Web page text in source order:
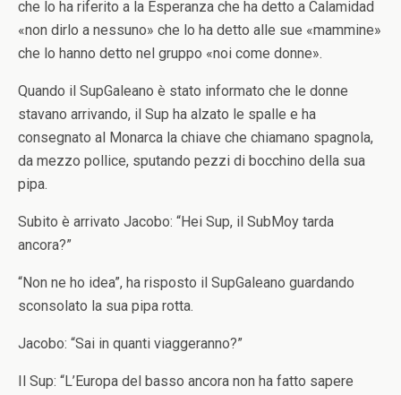
che lo ha riferito a la Esperanza che ha detto a Calamidad
«non dirlo a nessuno» che lo ha detto alle sue «mammine»
che lo hanno detto nel gruppo «noi come donne».
Quando il SupGaleano è stato informato che le donne
stavano arrivando, il Sup ha alzato le spalle e ha
consegnato al Monarca la chiave che chiamano spagnola,
da mezzo pollice, sputando pezzi di bocchino della sua
pipa.
Subito è arrivato Jacobo: “Hei Sup, il SubMoy tarda
ancora?”
“Non ne ho idea”, ha risposto il SupGaleano guardando
sconsolato la sua pipa rotta.
Jacobo: “Sai in quanti viaggeranno?”
Il Sup: “L’Europa del basso ancora non ha fatto sapere